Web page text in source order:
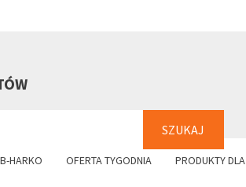
SZUKAJ
B-HARKO OFERTA TYGODNIA PRODUKTY DLA